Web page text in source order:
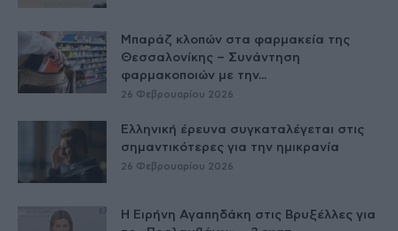
Μπαράζ κλοπών στα φαρμακεία της
Θεσσαλονίκης – Συνάντηση
φαρμακοποιών με την...
26 Φεβρουαρίου 2026
Ελληνική έρευνα συγκαταλέγεται στις
σημαντικότερες για την ημικρανία
26 Φεβρουαρίου 2026
Η Ειρήνη Αγαπηδάκη στις Βρυξέλλες για